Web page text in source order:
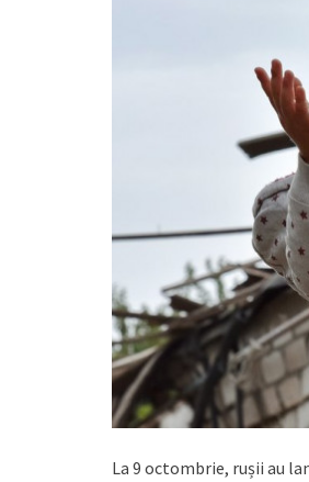
La 9 octombrie, rușii au